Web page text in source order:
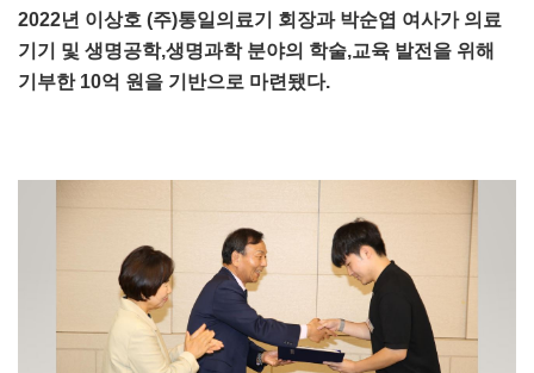
2022년 이상호 (주)통일의료기 회장과 박순엽 여사가 의료
기기 및 생명공학,생명과학 분야의 학술,교육 발전을 위해
기부한 10억 원을 기반으로 마련됐다.